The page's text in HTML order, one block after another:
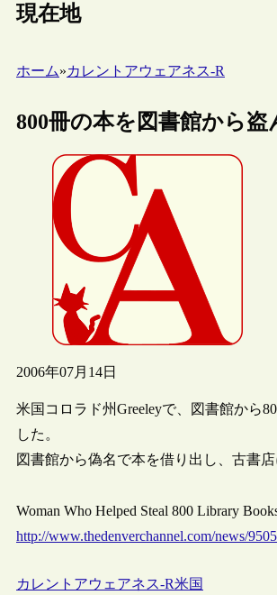
現在地
ホーム»カレントアウェアネス-R
800冊の本を図書館から盗
2006年07月14日
米国コロラド州Greeleyで、図書館から
した。
図書館から偽名で本を借り出し、古書
Woman Who Helped Steal 800 Library
http://www.thedenverchannel.com/news/
カレントアウェアネス-R米国